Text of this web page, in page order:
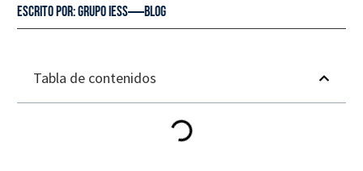
Escrito por:GRUPO IESS blog
Tabla de contenidos